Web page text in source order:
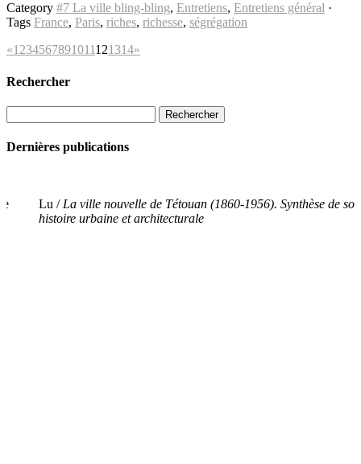
Category #7 La ville bling-bling, Entretiens, Entretiens général ·
Tags France, Paris, riches, richesse, ségrégation
«1 234567891011121314»
Rechercher
Dernières publications
Lu / La ville nouvelle de Tétouan (1860-1956). Synthèse de son
histoire urbaine et architecturale